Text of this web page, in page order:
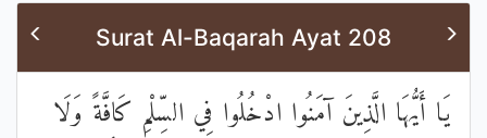
Surat Al-Baqarah Ayat 208
يَا أَيُّهَا الَّذِينَ آمَنُوا ادْخُلُوا فِي السِّلْمِ كَافَّةً وَلَا